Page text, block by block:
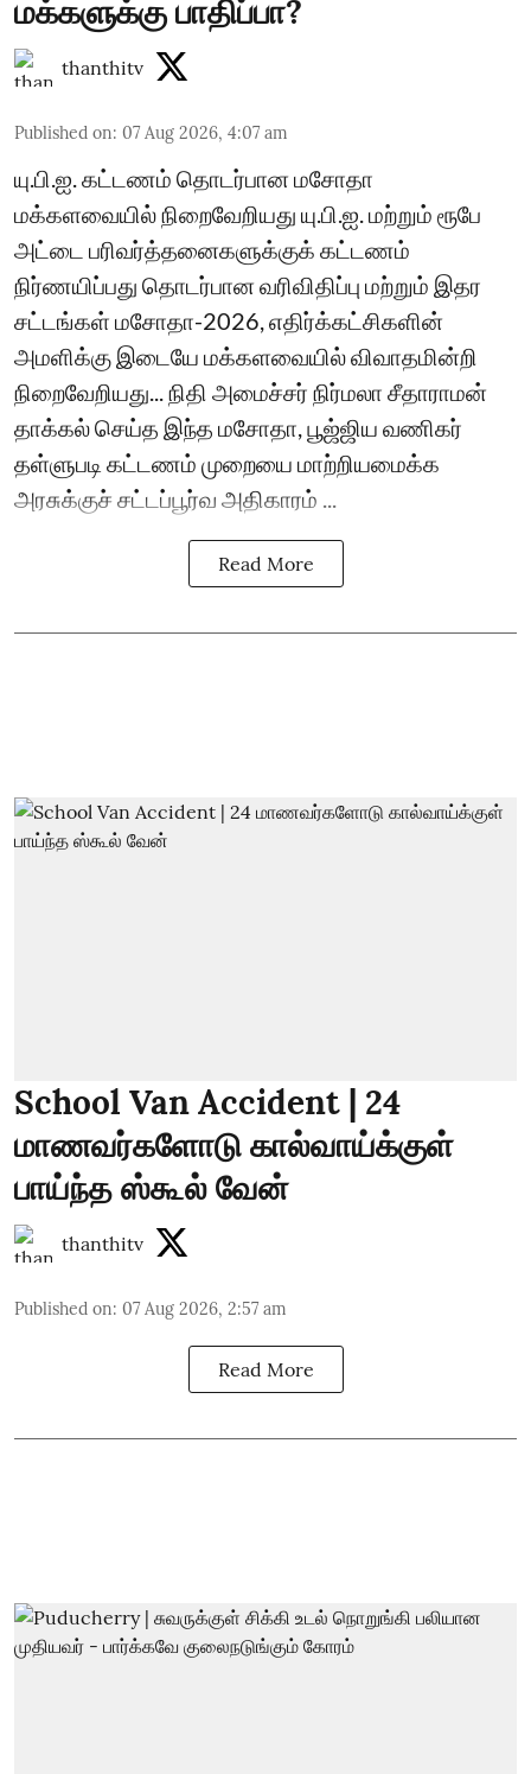
மக்களுக்கு பாதிப்பா?
thanthitv
Published on: 07 Aug 2026, 4:07 am
யு.பி.ஐ. கட்டணம் தொடர்பான மசோதா
மக்களவையில் நிறைவேறியது யு.பி.ஐ. மற்றும் ரூபே
அட்டை பரிவர்த்தனைகளுக்குக் கட்டணம்
நிர்ணயிப்பது தொடர்பான வரிவிதிப்பு மற்றும் இதர
சட்டங்கள் மசோதா-2026, எதிர்க்கட்சிகளின்
அமளிக்கு இடையே மக்களவையில் விவாதமின்றி
நிறைவேறியது... நிதி அமைச்சர் நிர்மலா சீதாராமன்
தாக்கல் செய்த இந்த மசோதா, பூஜ்ஜிய வணிகர்
தள்ளுபடி கட்டணம் முறையை மாற்றியமைக்க
அரசுக்குச் சட்டப்பூர்வ அதிகாரம் ...
Read More
School Van Accident | 24
மாணவர்களோடு கால்வாய்க்குள்
பாய்ந்த ஸ்கூல் வேன்
thanthitv
Published on: 07 Aug 2026, 2:57 am
Read More